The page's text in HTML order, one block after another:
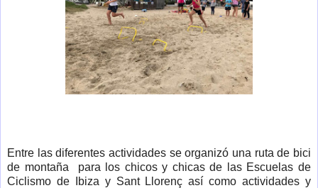
Entre las diferentes actividades se organizó una ruta de bici
de montaña para los chicos y chicas de las Escuelas de
Ciclismo de Ibiza y Sant Llorenç así como actividades y